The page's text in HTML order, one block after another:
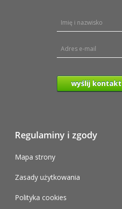
wyślij kontakt
Regulaminy i zgody
Mapa strony
Zasady użytkowania
Polityka cookies